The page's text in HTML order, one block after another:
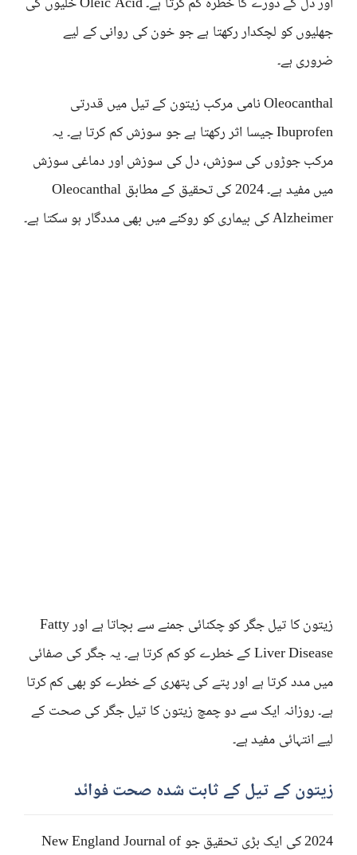
جھلیوں کو لچکدار رکھتا ہے جو خون کی روانی کے لیے
ضروری ہے۔
Oleocanthal نامی مرکب زیتون کے تیل میں قدرتی
Ibuprofen جیسا اثر رکھتا ہے جو سوزش کم کرتا ہے۔ یہ
مرکب جوڑوں کی سوزش، دل کی سوزش اور دماغی سوزش
میں مفید ہے۔ 2024 کی تحقیق کے مطابق Oleocanthal
Alzheimer کی بیماری کو روکنے میں بھی مددگار ہو سکتا ہے۔
زیتون کا تیل جگر کو چکنائی جمنے سے بچاتا ہے اور Fatty
Liver Disease کے خطرے کو کم کرتا ہے۔ یہ جگر کی صفائی
میں مدد کرتا ہے اور پتے کی پتھری کے خطرے کو بھی کم کرتا
ہے۔ روزانہ ایک سے دو چمچ زیتون کا تیل جگر کی صحت کے
لیے انتہائی مفید ہے۔
زیتون کے تیل کے ثابت شدہ صحت فوائد
2024 کی ایک بڑی تحقیق جو New England Journal of